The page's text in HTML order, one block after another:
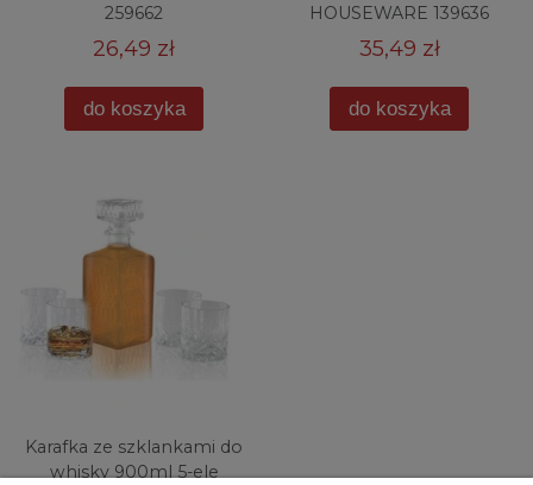
259662
26,49 zł
do koszyka
HOUSEWARE 139636
35,49 zł
do koszyka
Karafka ze szklankami do
whisky 900ml 5-ele